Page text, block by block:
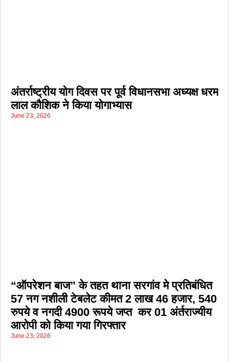
अंतर्राष्ट्रीय योग दिवस पर पूर्व विधानसभा अध्यक्ष धरम
लाल कौशिक ने किया योगाभ्यास
June 23, 2026
“ऑपरेशन बाज” के तहत थाना सरगांव मे प्रतिबंधित
57 नग नशीली टेबलेट कीमत 2 लाख 46 हजार, 540
रुपये व नगदी 4900 रूपये जप्त कर 01 अंर्तराज्यीय
आरोपी को किया गया गिरफ्तार
June 23, 2026